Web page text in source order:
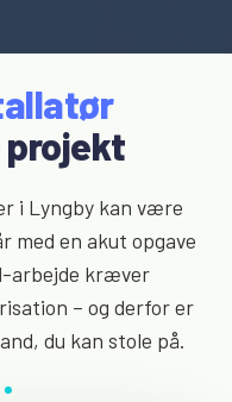
i Lyngby kan være
med en akut opgave
arbejde kræver
– og derfor er
du kan stole på.